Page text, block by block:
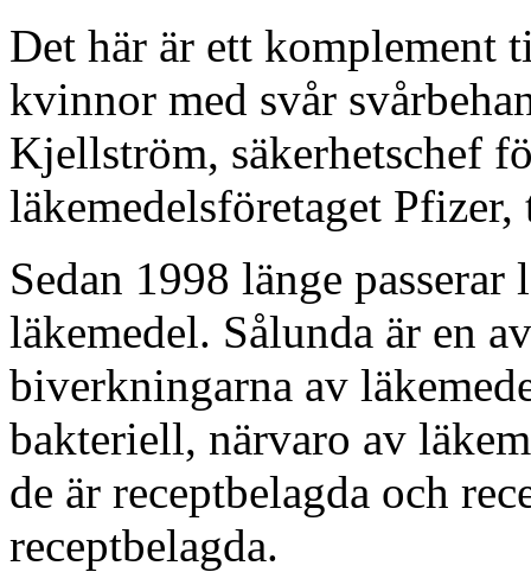
Det här är ett komplement
kvinnor med svår
Kjellström, säkerhetschef
läkemedelsföretaget
Sedan 1998 länge
läkemedel. Sålunda är en
biverkningarna av
bakteriell, närvaro av
de är receptbelagda och
receptbelagda.